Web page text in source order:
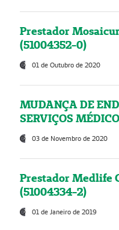
Prestador
(51004352-0)
01 de Outubro de 2020
MUDANÇA DE
SERVIÇOS
03 de Novembro de 2020
Prestador Medlife
(51004334-2)
01 de Janeiro de 2019